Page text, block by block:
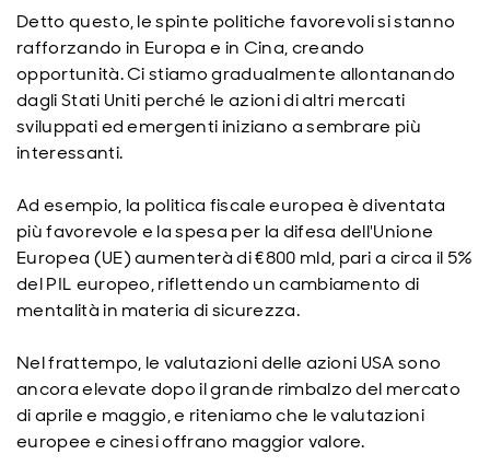
Detto questo, le spinte politiche favorevoli si stanno
rafforzando in Europa e in Cina, creando
opportunità. Ci stiamo gradualmente allontanando
dagli Stati Uniti perché le azioni di altri mercati
sviluppati ed emergenti iniziano a sembrare più
interessanti.
Ad esempio, la politica fiscale europea è diventata
più favorevole e la spesa per la difesa dell'Unione
Europea (UE) aumenterà di €800 mld, pari a circa il 5%
del PIL europeo, riflettendo un cambiamento di
mentalità in materia di sicurezza.
Nel frattempo, le valutazioni delle azioni USA sono
ancora elevate dopo il grande rimbalzo del mercato
di aprile e maggio, e riteniamo che le valutazioni
europee e cinesi offrano maggior valore.